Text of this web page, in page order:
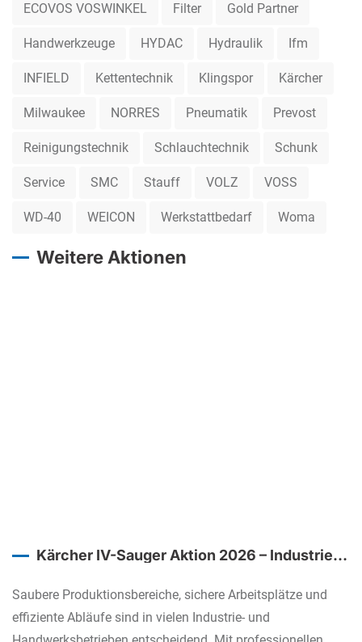
ECOVOS VOSWINKEL Filter Gold Partner
Handwerkzeuge HYDAC Hydraulik Ifm
INFIELD Kettentechnik Klingspor Kärcher
Milwaukee NORRES Pneumatik Prevost
Reinigungstechnik Schlauchtechnik Schunk
Service SMC Stauff VOLZ VOSS
WD-40 WEICON Werkstattbedarf Woma
Weitere Aktionen
Kärcher IV-Sauger Aktion 2026 – Industrielle
Saubere Produktionsbereiche, sichere Arbeitsplätze und
effiziente Abläufe sind in vielen Industrie- und